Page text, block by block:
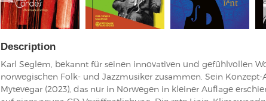
Description
Karl Seglem, bekannt für seinen innovativen und gefühlvollen
norwegischen Folk- und Jazzmusiker zusammen. Sein Konzept-
Mytevegar (2023), das nur in Norwegen in kleiner Auflage